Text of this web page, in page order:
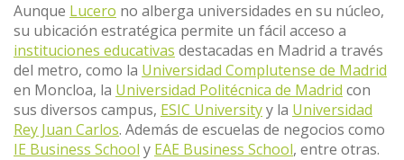
Aunque Lucero no alberga universidades en su núcleo,
su ubicación estratégica permite un fácil acceso a
instituciones educativas destacadas en Madrid a través
del metro, como la Universidad Complutense de Madrid
en Moncloa, la Universidad Politécnica de Madrid con
sus diversos campus, ESIC Universityy la Universidad
Rey Juan Carlos. Además de escuelas de negocios como
IE Business School y EAE Business School, entre otras.